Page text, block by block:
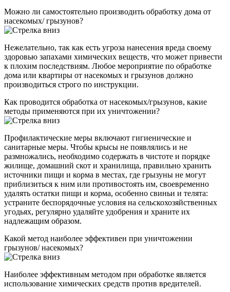
Можно ли самостоятельно производить обработку дома от
насекомых/ грызунов?
Нежелательно, так как есть угроза нанесения вреда своему
здоровью запахами химических веществ, что может привести
к плохим последствиям. Любое мероприятие по обработке
дома или квартиры от насекомых и грызунов должно
производиться строго по инструкции.
Как проводится обработка от насекомых/грызунов, какие
методы применяются при их уничтожении?
Профилактические меры включают гигиенические и
санитарные меры. Чтобы крысы не появлялись и не
размножались, необходимо содержать в чистоте и порядке
жилище, домашний скот и хранилища, правильно хранить
источники пищи и корма в местах, где грызуны не могут
приблизиться к ним или противостоять им, своевременно
удалять остатки пищи и корма, особенно свиньи и телята:
устраните беспорядочные условия на сельскохозяйственных
угодьях, регулярно удаляйте удобрения и храните их
надлежащим образом.
Какой метод наиболее эффективен при уничтожении
грызунов/ насекомых?
Наиболее эффективным методом при обработке является
использование химических средств против вредителей.